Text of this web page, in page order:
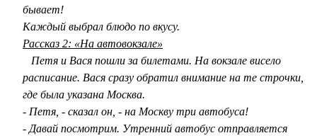
бывает!
Каждый выбрал блюдо по вкусу.
Рассказ 2: «На автовокзале»
Петя и Вася пошли за билетами. На вокзале висело
расписание. Вася сразу обратил внимание на те строчки,
где была указана Москва.
- Петя, - сказал он, - на Москву три автобуса!
- Давай посмотрим. Утренний автобус отправляется